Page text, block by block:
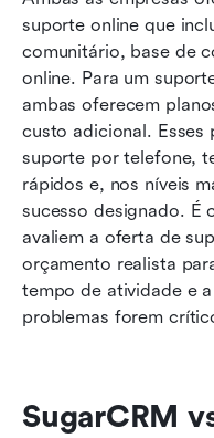
suporte online que
comunitário, base de
online. Para um
ambas oferecem
custo adicional. Esses
suporte por telefone,
rápidos e, nos níveis
sucesso designado. É
avaliem a oferta de
orçamento realista
tempo de atividade e
problemas forem
SugarCRM